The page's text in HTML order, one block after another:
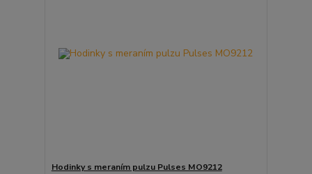
Hodinky s meraním pulzu Pulses MO9212